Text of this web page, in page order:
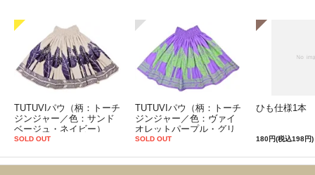
TUTUVIパウ（柄：トーチ
ジンジャー／色：サンド
ベージュ・ネイビー）
SOLD OUT
TUTUVIパウ（柄：トーチ
ジンジャー／色：ヴァイ
オレットパープル・グリ
ーン）
SOLD OUT
ひも仕様1本
180円(税込198円)